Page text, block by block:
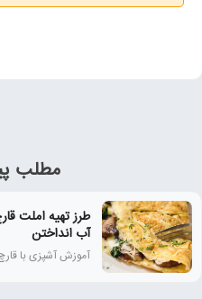
مطلب
طرز تهیه املت
آب انداختن
آموزش آشپزی با